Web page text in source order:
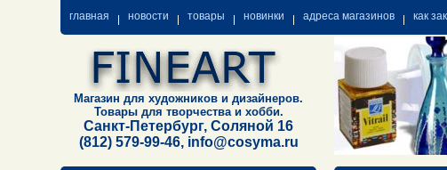
главная новости товары новинки адреса магазинов как
Магазин для художников и дизайнеров.
Товары для творчества и хобби.
Санкт-Петербург, Соляной 16
(812) 579-99-46, info@cosyma.ru